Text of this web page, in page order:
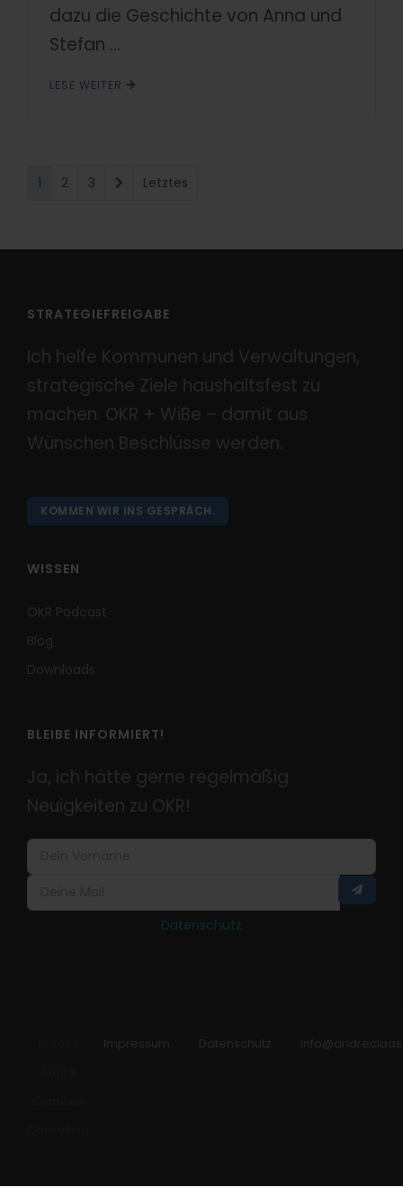
dazu die Geschichte von Anna und
Stefan ...
LESE WEITER
1 2 3 Letztes
STRATEGIEFREIGABE
Ich helfe Kommunen und Verwaltungen,
strategische Ziele haushaltsfest zu
machen. OKR + WiBe – damit aus
Wünschen Beschlüsse werden.
KOMMEN WIR INS GESPRÄCH.
WISSEN
OKR Podcast
Blog
Downloads
BLEIBE INFORMIERT!
Ja, ich hätte gerne regelmäßig
Neuigkeiten zu OKR!
Datenschutz
Impressum Datenschutz